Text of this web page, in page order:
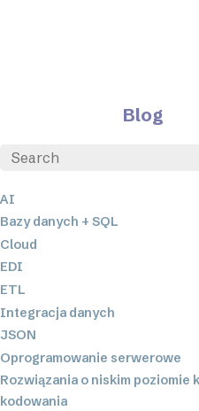
Blog
AI
Bazy danych + SQL
Cloud
EDI
ETL
Integracja danych
JSON
Oprogramowanie serwerowe
Rozwiązania o niskim poziomie
kodowania